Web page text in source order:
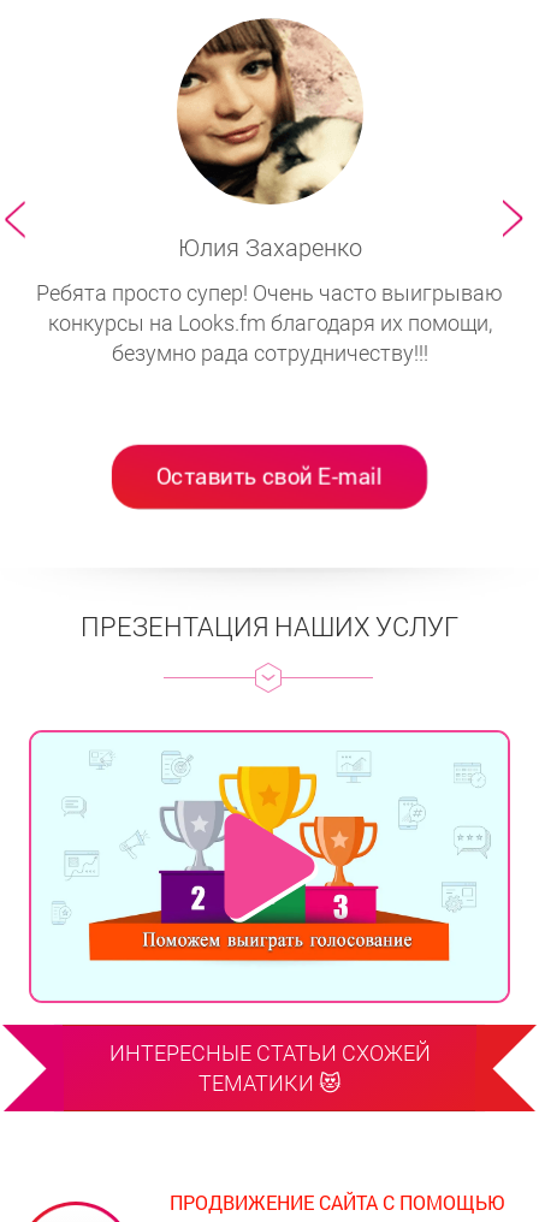
Юлия Захаренко
Ребята просто супер! Очень часто выигрываю
конкурсы на Looks.fm благодаря их помощи,
безумно рада сотрудничеству!!!
Оставить свой E-mail
ПРЕЗЕНТАЦИЯ НАШИХ УСЛУГ
ИНТЕРЕСНЫЕ СТАТЬИ СХОЖЕЙ
ТЕМАТИКИ 😻
ПРОДВИЖЕНИЕ САЙТА С ПОМОЩЬЮ